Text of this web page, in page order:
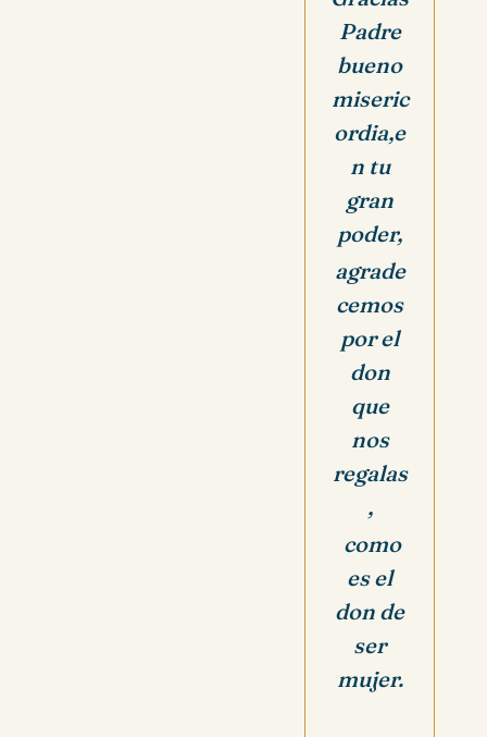
Padre
bueno
miseric
ordia,e
n tu
gran
poder,
agrade
cemos
por el
don
que
nos
regalas
,
como
es el
don de
ser
mujer.